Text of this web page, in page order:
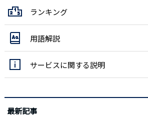
ランキング
用語解説
サービスに関する説明
最新記事